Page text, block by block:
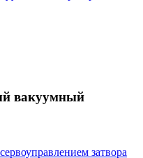
вакуумный